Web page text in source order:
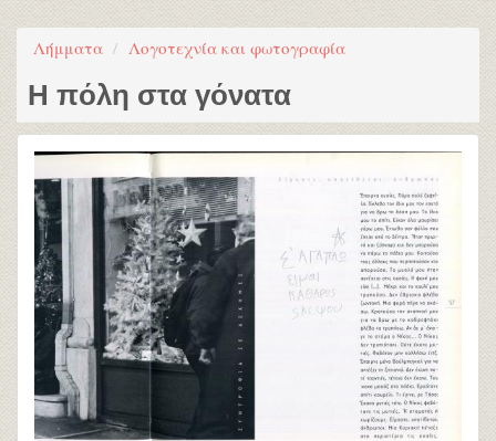
Λήμματα Λογοτεχνία και φωτογραφία
Η πόλη στα γόνατα